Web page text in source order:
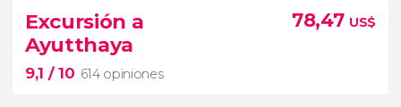
disfrutaremos de un
día en el paraíso descubriendo lugares como Maya
Bay
Excursión a
Ayutthaya
9,1 / 10 614 opiniones
78,47 US$